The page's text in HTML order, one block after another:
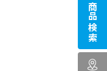
商品検索